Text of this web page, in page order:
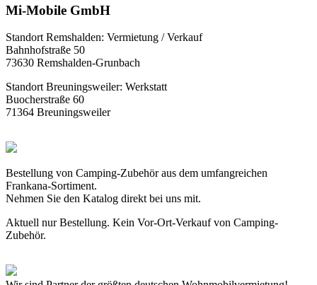
Mi-Mobile GmbH
Standort Remshalden: Vermietung / Verkauf
Bahnhofstraße 50
73630 Remshalden-Grunbach
Standort Breuningsweiler: Werkstatt
Buocherstraße 60
71364 Breuningsweiler
Bestellung von Camping-Zubehör aus dem umfangreichen
Frankana-Sortiment.
Nehmen Sie den Katalog direkt bei uns mit.
Aktuell nur Bestellung. Kein Vor-Ort-Verkauf von Camping-
Zubehör.